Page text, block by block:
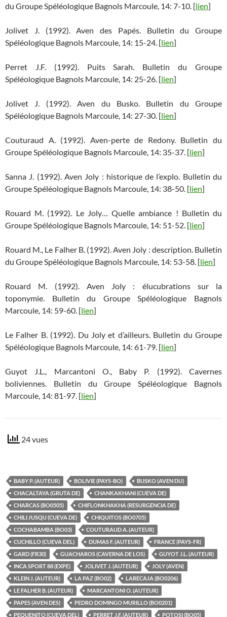
du Groupe Spéléologique Bagnols Marcoule, 14: 7-10. [lien]
Jolivet J. (1992). Aven des Papés. Bulletin du Groupe
Spéléologique Bagnols Marcoule, 14: 15-24. [lien]
Perret J.F. (1992). Puits Sarah. Bulletin du Groupe
Spéléologique Bagnols Marcoule, 14: 25-26. [lien]
Jolivet J. (1992). Aven du Busko. Bulletin du Groupe
Spéléologique Bagnols Marcoule, 14: 27-30. [lien]
Couturaud A. (1992). Aven-perte de Redony. Bulletin du
Groupe Spéléologique Bagnols Marcoule, 14: 35-37. [lien]
Sanna J. (1992). Aven Joly : historique de l’explo. Bulletin du
Groupe Spéléologique Bagnols Marcoule, 14: 38-50. [lien]
Rouard M. (1992). Le Joly… Quelle ambiance ! Bulletin du
Groupe Spéléologique Bagnols Marcoule, 14: 51-52. [lien]
Rouard M., Le Falher B. (1992). Aven Joly : description. Bulletin
du Groupe Spéléologique Bagnols Marcoule, 14: 53-58. [lien]
Rouard M. (1992). Aven Joly : élucubrations sur la
toponymie. Bulletin du Groupe Spéléologique Bagnols
Marcoule, 14: 59-60. [lien]
Le Falher B. (1992). Du Joly et d’ailleurs. Bulletin du Groupe
Spéléologique Bagnols Marcoule, 14: 61-79. [lien]
Guyot J.L., Marcantoni O., Baby P. (1992). Cavernes
boliviennes. Bulletin du Groupe Spéléologique Bagnols
Marcoule, 14: 81-97. [lien]
24 vues
BABY P. (AUTEUR) BOLIVIE (PAYS-BO)
BUSKO (AVEN DU)
CHACALTAYA (GRUTA DE)
CHANKAKHANI (CUEVA DE)
CHARCAS (BO0505)
CHIFLONKHAKHA (RESURGENCIA DE)
CHILI JUSQU (CUEVA DE)
CHIQUITOS (BO0705)
COCHABAMBA (BO03)
COUTURAUD A. (AUTEUR)
CUCHILLO (CUEVA DEL)
DUMAS F. (AUTEUR)
FRANCE (PAYS-FR)
GARD (FR30)
GUACHAROS (CAVERNA DE LOS)
GUYOT J.L. (AUTEUR)
INCA SPORT 88 (EXPE)
JOLIVET J. (AUTEUR)
JOLY (AVEN)
KLEIN J. (AUTEUR)
LA PAZ (BO02)
LARECAJA (BO0206)
LE FALHER B. (AUTEUR)
MARCANTONI O. (AUTEUR)
PAPES (AVEN DES)
PEDRO DOMINGO MURILLO (BO0201)
PEQUENITO (CUEVA DEL)
PERRET J.F. (AUTEUR) POTOSI (BO05)